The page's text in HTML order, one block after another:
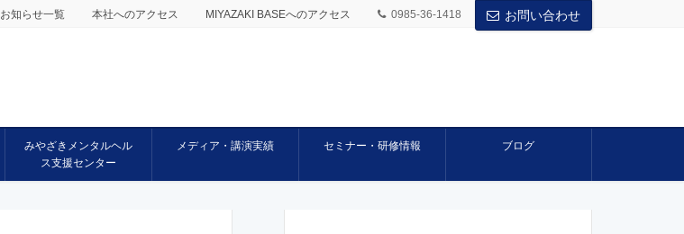
お知らせ一覧 本社へのアクセス MIYAZAKI BASEへのアクセス 0985-36-1418 お問い合わせ
みやざきメンタルヘル
ス支援センター
メディア・講演実績 セミナー・研修情報 ブログ